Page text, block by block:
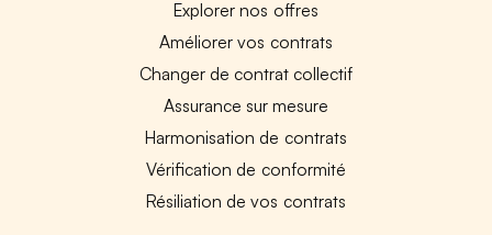
Explorer nos offres
Améliorer vos contrats
Changer de contrat collectif
Assurance sur mesure
Harmonisation de contrats
Vérification de conformité
Résiliation de vos contrats